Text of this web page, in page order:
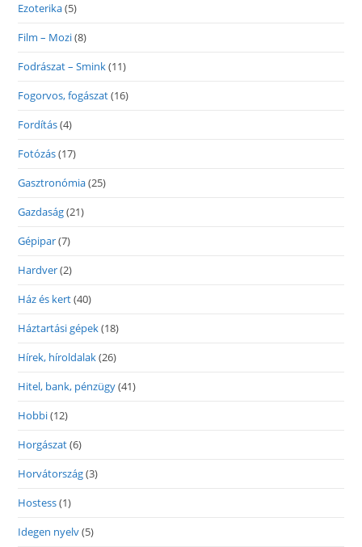
Ezoterika(5)
Film – Mozi(8)
Fodrászat – Smink(11)
Fogorvos, fogászat(16)
Fordítás(4)
Fotózás(17)
Gasztronómia(25)
Gazdaság(21)
Gépipar(7)
Hardver(2)
Ház és kert(40)
Háztartási gépek(18)
Hírek, híroldalak(26)
Hitel, bank, pénzügy(41)
Hobbi(12)
Horgászat(6)
Horvátország(3)
Hostess(1)
Idegen nyelv(5)